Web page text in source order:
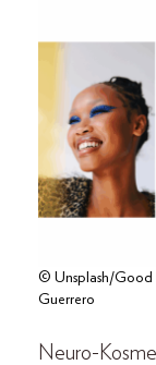
© Unsplash/Good
Guerrero
Neuro-